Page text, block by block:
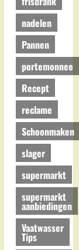
nadelen
Pannen
portemonnee
Recept
reclame
Schoonmaken
slager
supermarkt
supermarkt
aanbiedingen
Vaatwasser
Tips